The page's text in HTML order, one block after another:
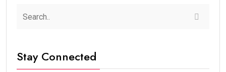
Stay Connected